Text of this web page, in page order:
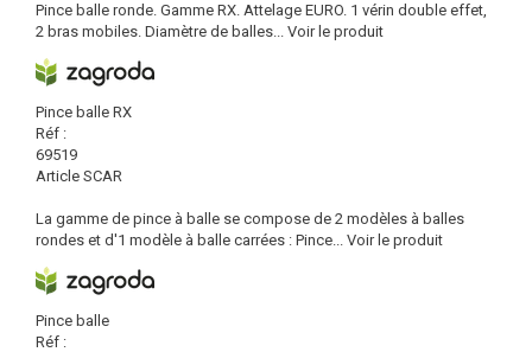
Pince balle ronde. Gamme RX. Attelage EURO. 1 vérin double effet,
2 bras mobiles. Diamètre de balles... Voir le produit
Pince balle RX
Réf :
69519
Article SCAR
La gamme de pince à balle se compose de 2 modèles à balles
rondes et d'1 modèle à balle carrées : Pince... Voir le produit
Pince balle
Réf :